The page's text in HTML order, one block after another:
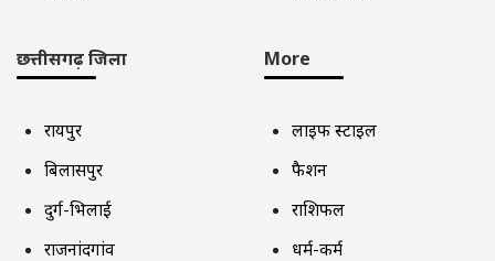
छत्तीसगढ़ जिला
रायपुर
बिलासपुर
दुर्ग-भिलाई
राजनांदगांव
More
लाइफ स्टाइल
फैशन
राशिफल
धर्म-कर्म